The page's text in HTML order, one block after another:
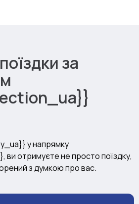
за
у напрямку
отримуєте не просто поїздку,
з думкою про вас.